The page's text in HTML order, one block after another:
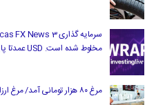
مخلوط شده است. USD عمدتا پایین.
مرغ ۸۰ هزار تومانی آمد/ مرغ ارزان را از کجا بخریم؟